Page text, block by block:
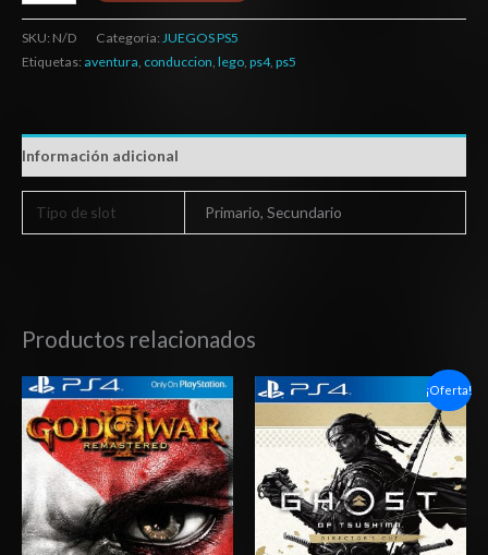
SKU: N/D Categoría: JUEGOS PS5
Etiquetas: aventura, conduccion, lego, ps4, ps5
Información adicional
Tipo de slot Primario, Secundario
Productos relacionados
Rango
de
precios:
desde
$3.00
hasta
$6.00
¡Oferta!
de
precios:
desde
$14.03
hasta
$20.03